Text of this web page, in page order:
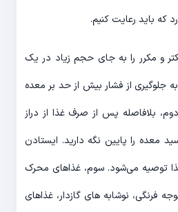
که باید رعایت کنیم.
و مکرر را به جای حجم زیاد در یک
جلوگیری از فشار بیش از حد بر معده
بلافاصله پس از صرف غذا از دراز
معده را پایین نگه دارید. ایستادن
توصیه می‌شود. سوم، غذاهای محرک
فرنگی، نوشابه های گازدار، غذاهای